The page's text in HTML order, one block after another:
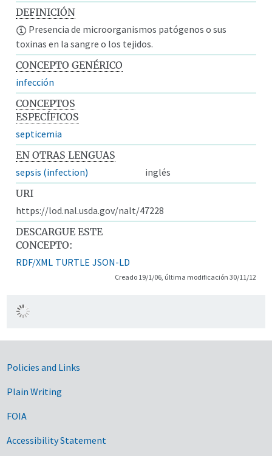
DEFINICIÓN
Presencia de microorganismos patógenos o sus
toxinas en la sangre o los tejidos.
CONCEPTO GENÉRICO
infección
CONCEPTOS
ESPECÍFICOS
septicemia
EN OTRAS LENGUAS
sepsis (infection)
inglés
URI
https://lod.nal.usda.gov/nalt/47228
DESCARGUE ESTE
CONCEPTO:
RDF/XML TURTLE JSON-LD
Creado 19/1/06, última modificación 30/11/12
Government Links
Policies and Links
Plain Writing
FOIA
Accessibility Statement